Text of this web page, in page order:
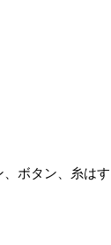
ボタン、糸は